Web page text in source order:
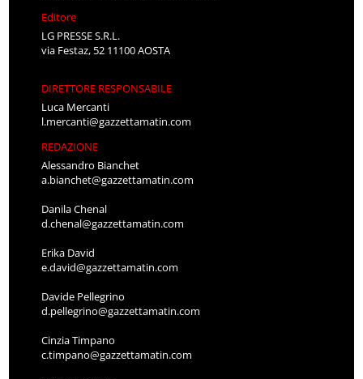
Editore
LG PRESSE S.R.L.
via Festaz, 52 11100 AOSTA
DIRETTORE RESPONSABILE
Luca Mercanti
l.mercanti@gazzettamatin.com
REDAZIONE
Alessandro Bianchet
a.bianchet@gazzettamatin.com
Danila Chenal
d.chenal@gazzettamatin.com
Erika David
e.david@gazzettamatin.com
Davide Pellegrino
d.pellegrino@gazzettamatin.com
Cinzia Timpano
c.timpano@gazzettamatin.com